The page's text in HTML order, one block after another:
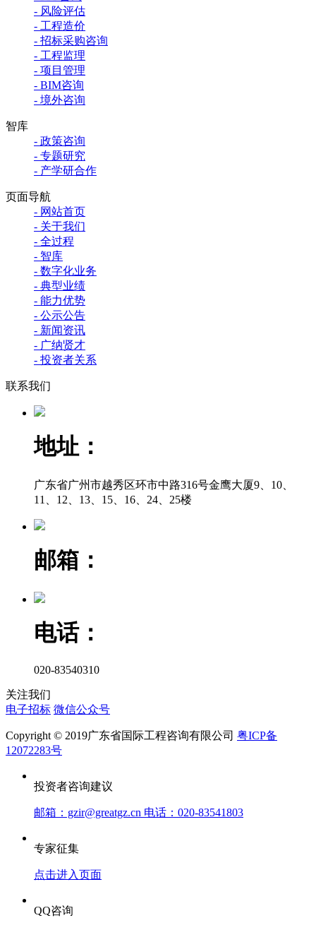
- 风险评估
- 工程造价
- 招标采购咨询
- 工程监理
- 项目管理
- BIM咨询
- 境外咨询
智库
- 政策咨询
- 专题研究
- 产学研合作
页面导航
- 网站首页
- 关于我们
- 全过程
- 智库
- 数字化业务
- 典型业绩
- 能力优势
- 公示公告
- 新闻资讯
- 广纳贤才
- 投资者关系
联系我们
地址：
广东省广州市越秀区环市中路316号金鹰大厦9、10、
11、12、13、15、16、24、25楼
邮箱：
电话：
020-83540310
关注我们
电子招标 微信公众号
Copyright © 2019广东省国际工程咨询有限公司 粤ICP备
12072283号
投资者咨询建议
邮箱：gzir@greatgz.cn 电话：020-83541803
专家征集
点击进入页面
QQ咨询